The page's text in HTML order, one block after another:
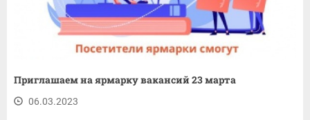
Приглашаем на ярмарку вакансий 23 марта
06.03.2023